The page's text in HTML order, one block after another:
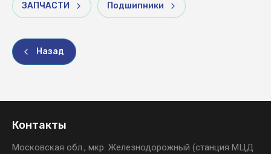
ЗАПЧАСТИ Подшипники
Назад
Контакты
Московская обл., мкр. Железнодорожный (станция МЦД